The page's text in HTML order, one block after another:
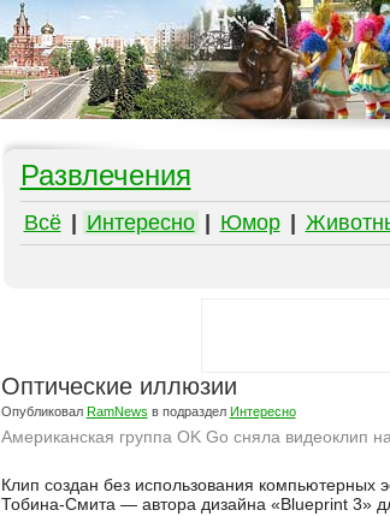
Развлечения
Всё Интересно Юмор
Оптические иллюзии
Опубликовал RamNews в подраздел Интересно
Американская группа OK Go сняла видеоклип
Клип создан без использования
Тобина-Смита — автора дизайна «Blueprint 3»